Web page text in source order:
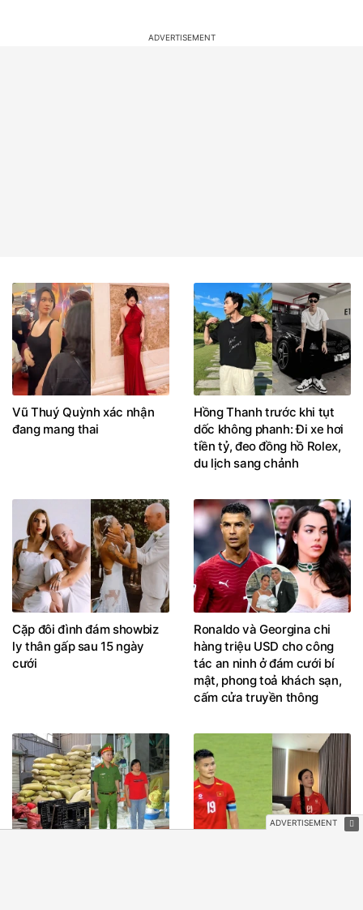
Vũ Thuý Quỳnh xác nhận
đang mang thai
Hồng Thanh trước khi tụt
dốc không phanh: Đi xe hơi
tiền tỷ, đeo đồng hồ Rolex,
du lịch sang chảnh
Cặp đôi đình đám showbiz
ly thân gấp sau 15 ngày
cưới
Ronaldo và Georgina chi
hàng triệu USD cho công
tác an ninh ở đám cưới bí
mật, phong toả khách sạn,
cấm cửa truyền thông